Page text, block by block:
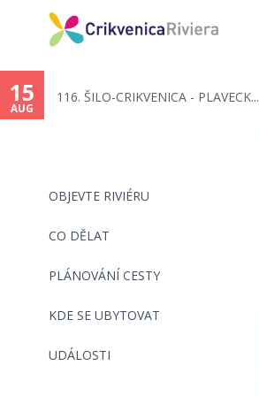
OBJEVTE RIVIÉRU
CO DĚLAT
PLÁNOVÁNÍ CESTY
KDE SE UBYTOVAT
UDÁLOSTI
15
AUG
116. ŠILO-CRIKVENICA - PLAVECK...
are
here